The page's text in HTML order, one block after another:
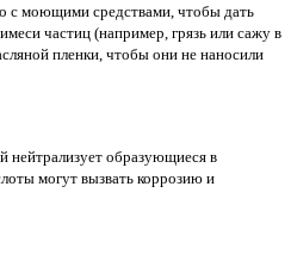
с моющими средствами, чтобы дать
частиц (например, грязь или сажу в
пленки, чтобы они не наносили
нейтрализует образующиеся в
могут вызвать коррозию и